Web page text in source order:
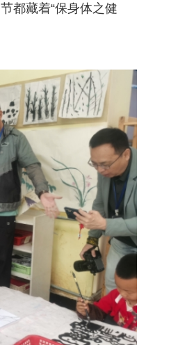
都藏着“保身体之健